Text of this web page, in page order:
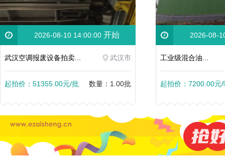
2026-08-10 14:00:00 开始
武汉空调报废设备拍卖... 武汉市
起拍价：51355.00元/批 数量：1.00批
2026-08-
工业级混合油...
起拍价：7200.00元/